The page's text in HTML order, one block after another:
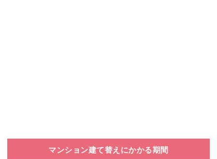
マンション建て替えにかかる期間